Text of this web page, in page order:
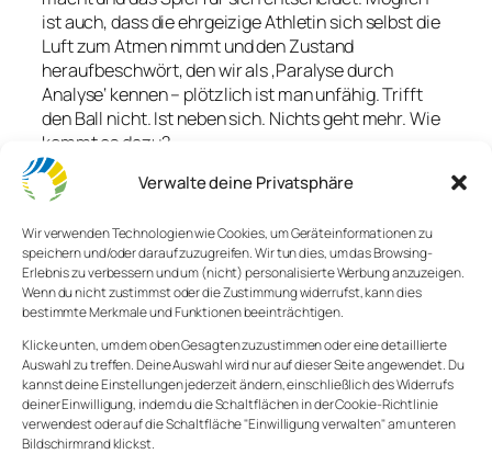
Verwalte deine Privatsphäre
Wir verwenden Technologien wie Cookies, um Geräteinformationen zu
speichern und/oder darauf zuzugreifen. Wir tun dies, um das Browsing-
Erlebnis zu verbessern und um (nicht) personalisierte Werbung anzuzeigen.
Wenn du nicht zustimmst oder die Zustimmung widerrufst, kann dies
bestimmte Merkmale und Funktionen beeinträchtigen.
Klicke unten, um dem oben Gesagten zuzustimmen oder eine detaillierte
Auswahl zu treffen. Deine Auswahl wird nur auf dieser Seite angewendet. Du
kannst deine Einstellungen jederzeit ändern, einschließlich des Widerrufs
deiner Einwilligung, indem du die Schaltflächen in der Cookie-Richtlinie
verwendest oder auf die Schaltfläche "Einwilligung verwalten" am unteren
Bildschirmrand klickst.
ist auch, dass die ehrgeizige Athletin sich selbst die
Luft zum Atmen nimmt und den Zustand
heraufbeschwört, den wir als ‚Paralyse durch
Analyse‘ kennen – plötzlich ist man unfähig. Trifft
den Ball nicht. Ist neben sich. Nichts geht mehr. Wie
kommt es dazu?
Menschen lieben Kontrolle. Sportler lieben Kontrolle.
Alle lieben Kontrolle. Jede Trainingseinheit ist nichts
anderes, als der Versuch, die Bewegungen des
eigenen Körpers möglichst gut zu kontrollieren, um
ein Spiel für sich zu entscheiden.
Hat der Sportler das Gefühl, dass alles unter
Kontrolle ist, dann funktioniert meist alles. Die
langjährig antrainierten Reflexe und Bewegungen
gehen leicht von der Hand. Man performt und
genießt den Wettkampf.